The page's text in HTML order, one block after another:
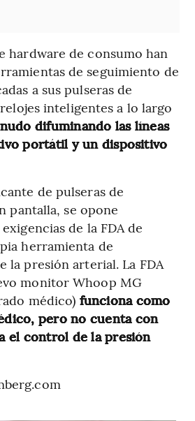
hardware de consumo han
de seguimiento de
a sus pulseras de
inteligentes a lo largo
difuminando las líneas
portátil y un dispositivo
de pulseras de
pantalla, se opone
de la FDA de
herramienta de
la presión arterial. La FDA
monitor Whoop MG
médico) funciona como
pero no cuenta con
el control de la presión